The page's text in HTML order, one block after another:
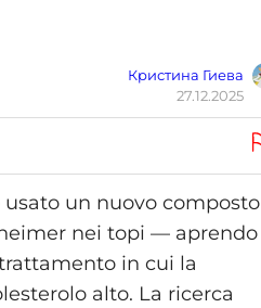
Кристина Гиева
27.12.2025
un nuovo composto
nei topi — aprendo
in cui la
alto. La ricerca